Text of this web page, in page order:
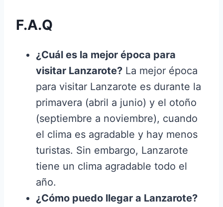
F.A.Q
¿Cuál es la mejor época para
visitar Lanzarote? La mejor época
para visitar Lanzarote es durante la
primavera (abril a junio) y el otoño
(septiembre a noviembre), cuando
el clima es agradable y hay menos
turistas. Sin embargo, Lanzarote
tiene un clima agradable todo el
año.
¿Cómo puedo llegar a Lanzarote?